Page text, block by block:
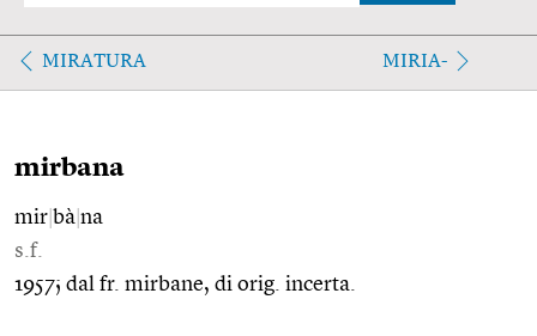
MIRATURA MIRIA-
mirbana
mir bà na
s.f.
1957; dal fr. mirbane, di orig. incerta.